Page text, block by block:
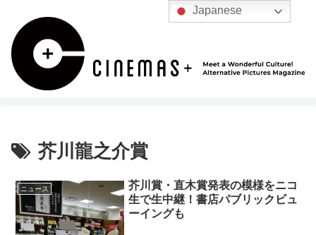
芥川龍之介賞
ニュース
芥川賞・直木賞発表の模様をニコ
生で生中継！書店パブリックビュ
ーイングも
Japanese